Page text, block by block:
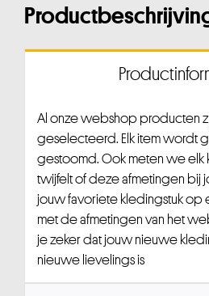
Al onze webshop producten
geselecteerd. Elk item wordt
gestoomd. Ook meten we elk
twijfelt of deze afmetingen bij
jouw favoriete kledingstuk op
met de afmetingen van het
je zeker dat jouw nieuwe
nieuwe lievelings is